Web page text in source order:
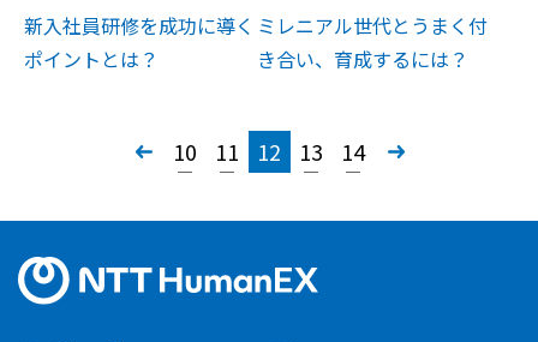
新入社員研修を成功に導く
ポイントとは？
ミレニアル世代とうまく付
き合い、育成するには？
« 10 11 12 13 14 »